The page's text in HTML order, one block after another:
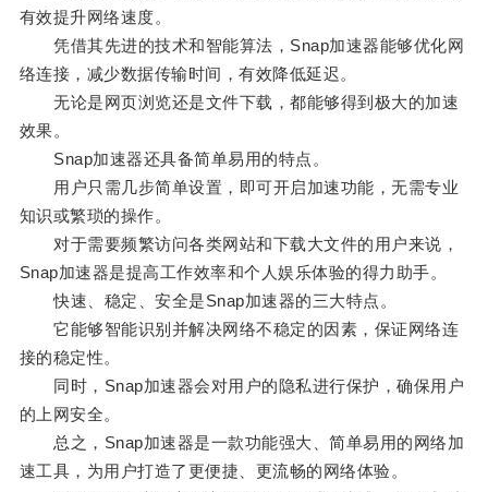
有效提升网络速度。
凭借其先进的技术和智能算法，Snap加速器能够优化网
络连接，减少数据传输时间，有效降低延迟。
无论是网页浏览还是文件下载，都能够得到极大的加速
效果。
Snap加速器还具备简单易用的特点。
用户只需几步简单设置，即可开启加速功能，无需专业
知识或繁琐的操作。
对于需要频繁访问各类网站和下载大文件的用户来说，
Snap加速器是提高工作效率和个人娱乐体验的得力助手。
快速、稳定、安全是Snap加速器的三大特点。
它能够智能识别并解决网络不稳定的因素，保证网络连
接的稳定性。
同时，Snap加速器会对用户的隐私进行保护，确保用户
的上网安全。
总之，Snap加速器是一款功能强大、简单易用的网络加
速工具，为用户打造了更便捷、更流畅的网络体验。